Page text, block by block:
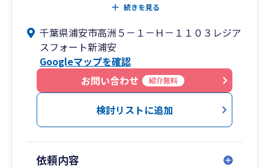
対応させていただきます。
宜しくお願い申し上げます。
続きを見る
千葉県浦安市高洲５－１－Ｈ－１１０３レジア
スフォート新浦安
Googleマップを確認
お問い合わせ
紹介無料
検討リストに追加
依頼内容